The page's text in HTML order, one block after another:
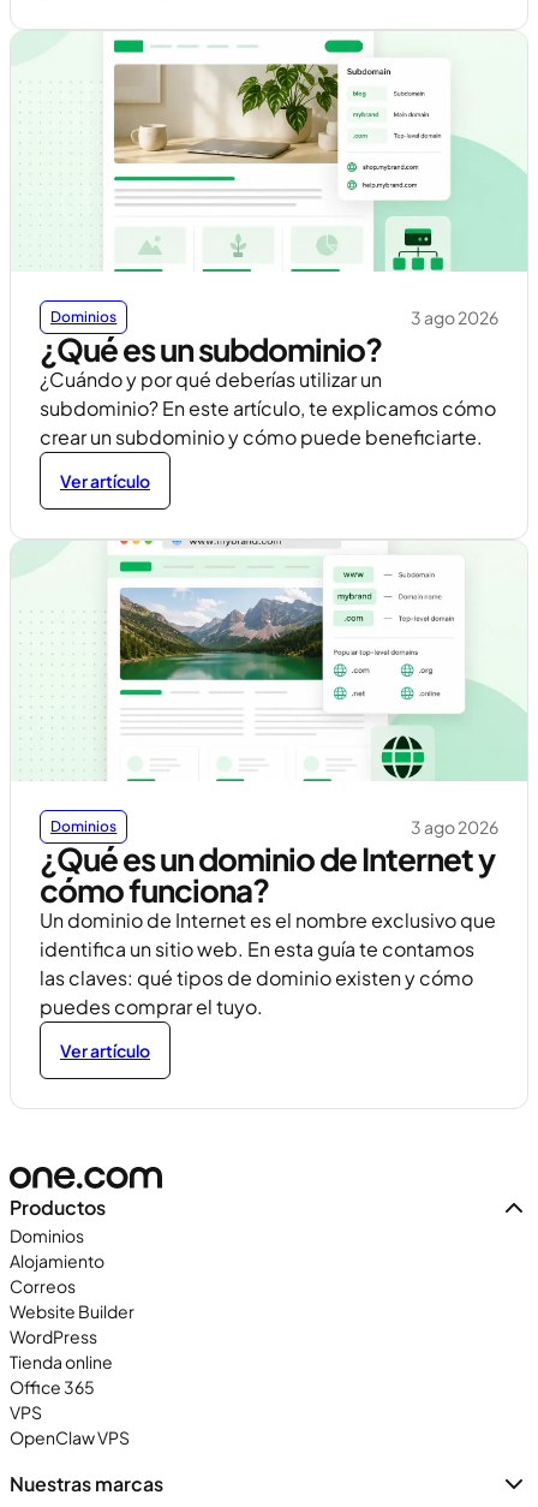
Dominios 3 ago 2026
¿Qué es un subdominio?
¿Cuándo y por qué deberías utilizar un
subdominio? En este artículo, te explicamos cómo
crear un subdominio y cómo puede beneficiarte.
Ver artículo
Dominios 3 ago 2026
¿Qué es un dominio de Internet y
cómo funciona?
Un dominio de Internet es el nombre exclusivo que
identifica un sitio web. En esta guía te contamos
las claves: qué tipos de dominio existen y cómo
puedes comprar el tuyo.
Ver artículo
Productos
Dominios
Alojamiento
Correos
Website Builder
WordPress
Tienda online
Office 365
VPS
OpenClaw VPS
Nuestras marcas